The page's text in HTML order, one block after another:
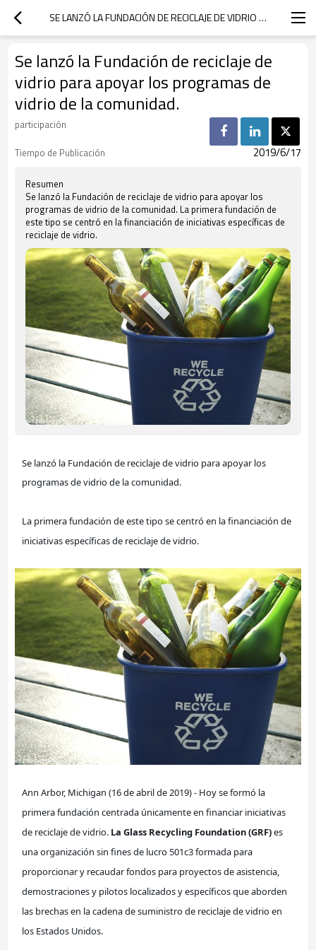
SE LANZÓ LA FUNDACIÓN DE RECICLAJE DE VIDRIO PARA APOYAR LOS PROGRAMAS DE VIDRIO DE LA COMUNIDAD.
Se lanzó la Fundación de reciclaje de
vidrio para apoyar los programas de
vidrio de la comunidad.
participación
Tiempo de Publicación
2019/6/17
Resumen
Se lanzó la Fundación de reciclaje de vidrio para apoyar los
programas de vidrio de la comunidad. La primera fundación de
este tipo se centró en la financiación de iniciativas específicas de
reciclaje de vidrio.
Se lanzó la Fundación de reciclaje de vidrio para apoyar los
programas de vidrio de la comunidad.
La primera fundación de este tipo se centró en la financiación de
iniciativas específicas de reciclaje de vidrio.
Ann Arbor, Michigan (16 de abril de 2019) - Hoy se formó la
primera fundación centrada únicamente en financiar iniciativas
de reciclaje de vidrio. La Glass Recycling Foundation (GRF) es
una organización sin fines de lucro 501c3 formada para
proporcionar y recaudar fondos para proyectos de asistencia,
demostraciones y pilotos localizados y específicos que aborden
las brechas en la cadena de suministro de reciclaje de vidrio en
los Estados Unidos.